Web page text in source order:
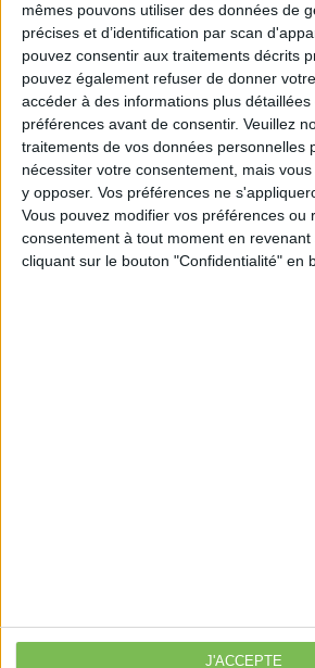
mêmes pouvons utiliser des données de
précises et d’identification par scan
pouvez consentir aux traitements décrits
pouvez également refuser de donner
accéder à des informations plus
préférences avant de consentir. Veuillez
traitements de vos données personnelles
nécessiter votre consentement, mais
y opposer. Vos préférences ne
Vous pouvez modifier vos préférences ou
consentement à tout moment en revenant
cliquant sur le bouton "Confidentialité" en
J'ACCEPTE
Pour libérer du temps médical aux
ministre de la Santé et de la
les règles en matière de
médicaux… dont certains
yeux des docteurs.
https://www.capital.fr/
chasse-aux-certificats-
lancee-mais-qui-est-concerne-